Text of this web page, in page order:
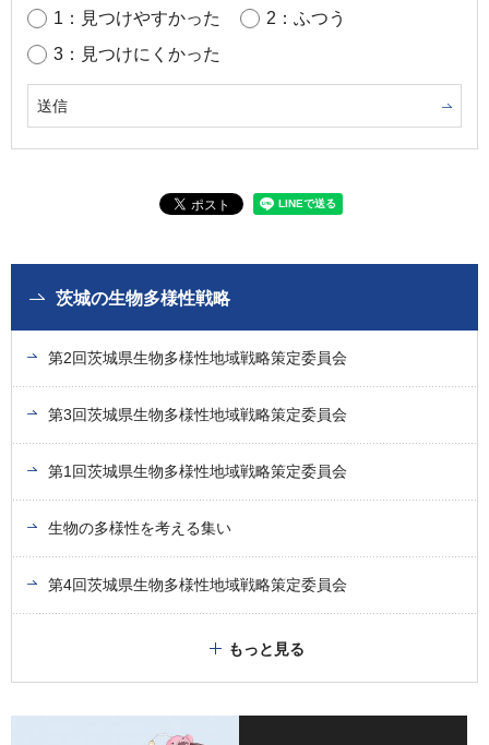
1：見つけやすかった
2：ふつう
3：見つけにくかった
茨城の生物多様性戦略
第2回茨城県生物多様性地域戦略策定委員会
第3回茨城県生物多様性地域戦略策定委員会
第1回茨城県生物多様性地域戦略策定委員会
生物の多様性を考える集い
第4回茨城県生物多様性地域戦略策定委員会
もっと見る